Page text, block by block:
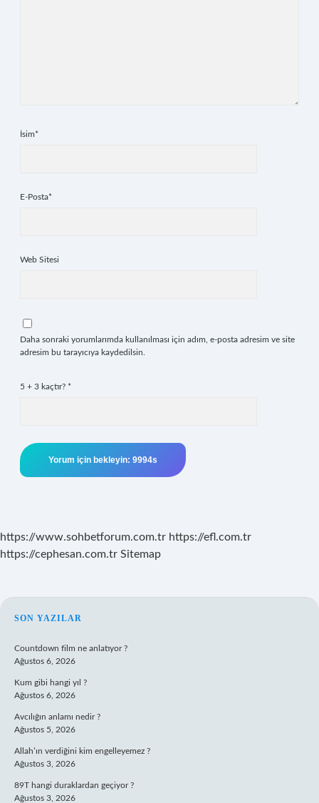
İsim*
E-Posta*
Web Sitesi
Daha sonraki yorumlarımda kullanılması için adım, e-posta adresim ve site
adresim bu tarayıcıya kaydedilsin.
5 + 3 kaçtır? *
https://www.sohbetforum.com.tr https://efl.com.tr
https://cephesan.com.tr Sitemap
SIDEBAR
SON YAZILAR
Countdown film ne anlatıyor ?
Ağustos 6, 2026
Kum gibi hangi yıl ?
Ağustos 6, 2026
Avcılığın anlamı nedir ?
Ağustos 5, 2026
Allah’ın verdiğini kim engelleyemez ?
Ağustos 3, 2026
89T hangi duraklardan geçiyor ?
Ağustos 3, 2026